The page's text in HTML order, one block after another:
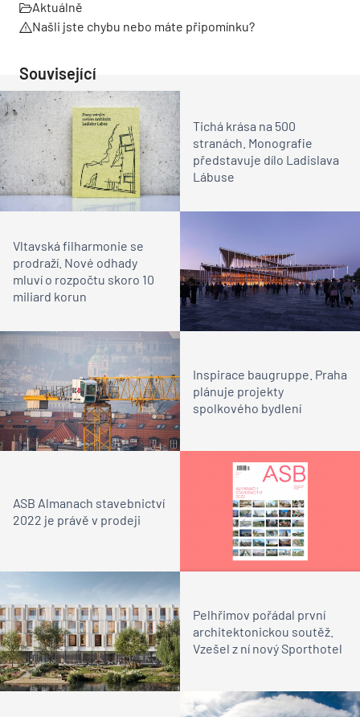
Aktuálně
Našli jste chybu nebo máte připomínku?
Související
Tichá krása na 500
stranách. Monografie
představuje dílo Ladislava
Lábuse
Vltavská filharmonie se
prodraží. Nové odhady
mluví o rozpočtu skoro 10
miliard korun
Inspirace baugruppe. Praha
plánuje projekty
spolkového bydlení
ASB Almanach stavebnictví
2022 je právě v prodeji
Pelhřimov pořádal první
architektonickou soutěž.
Vzešel z ní nový Sporthotel